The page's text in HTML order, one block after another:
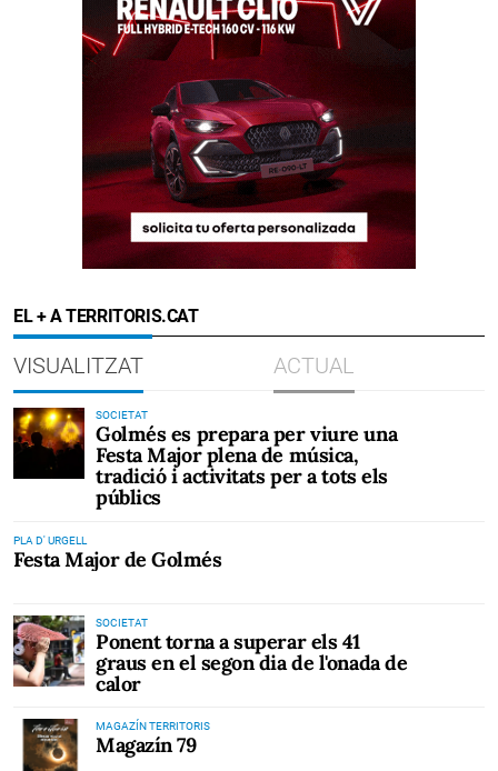
EL + A TERRITORIS.CAT
VISUALITZAT ACTUAL
SOCIETAT
Golmés es prepara per viure una
Festa Major plena de música,
tradició i activitats per a tots els
públics
PLA D' URGELL
Festa Major de Golmés
SOCIETAT
Ponent torna a superar els 41
graus en el segon dia de l'onada de
calor
MAGAZÍN TERRITORIS
Magazín 79